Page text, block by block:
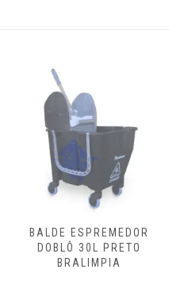
BALDE ESPREMEDOR
COMPACTO 20L PERFECT
PRO